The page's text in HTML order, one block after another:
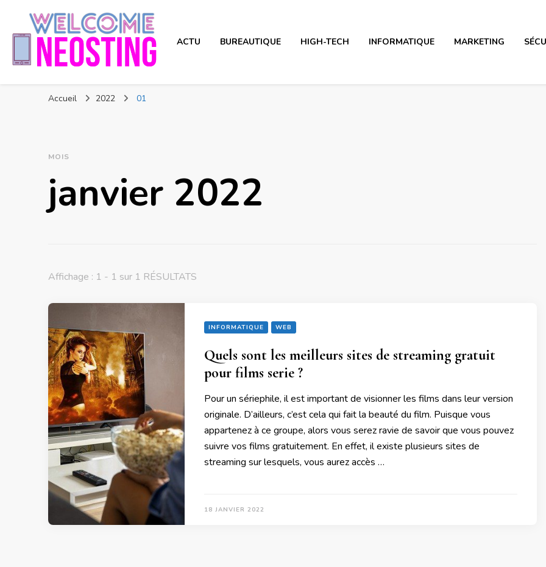
ACTU BUREAUTIQUE HIGH-TECH INFORMATIQUE MARKETING
Accueil 2022 01
MOIS
janvier 2022
Affichage : 1 - 1 sur 1 RÉSULTATS
INFORMATIQUE WEB
Quels sont les meilleurs sites de streaming gratuit
pour films serie ?
Pour un sériephile, il est important de visionner les films dans leur version
originale. D’ailleurs, c’est cela qui fait la beauté du film. Puisque vous
appartenez à ce groupe, alors vous serez ravie de savoir que vous pouvez
suivre vos films gratuitement. En effet, il existe plusieurs sites de
streaming sur lesquels, vous aurez accès …
18 JANVIER 2022